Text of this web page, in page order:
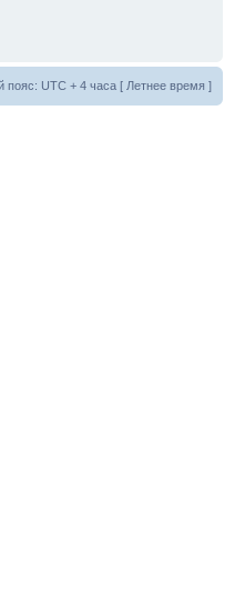
пояс: UTC + 4 часа [ Летнее время ]